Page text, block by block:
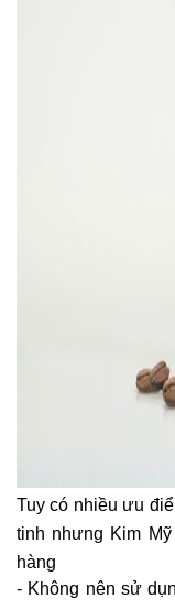
Tuy có nhiều ưu
tinh nhưng Kim
hàng
- Không nên sử